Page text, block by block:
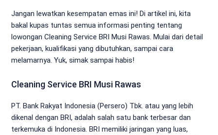
Jangan lewatkan kesempatan emas ini! Di artikel ini, kita
bakal kupas tuntas semua informasi penting tentang
lowongan Cleaning Service BRI Musi Rawas. Mulai dari detail
pekerjaan, kualifikasi yang dibutuhkan, sampai cara
melamarnya. Yuk, simak sampai habis!
Cleaning Service BRI Musi Rawas
PT. Bank Rakyat Indonesia (Persero) Tbk. atau yang lebih
dikenal dengan BRI, adalah salah satu bank terbesar dan
terkemuka di Indonesia. BRI memiliki jaringan yang luas,